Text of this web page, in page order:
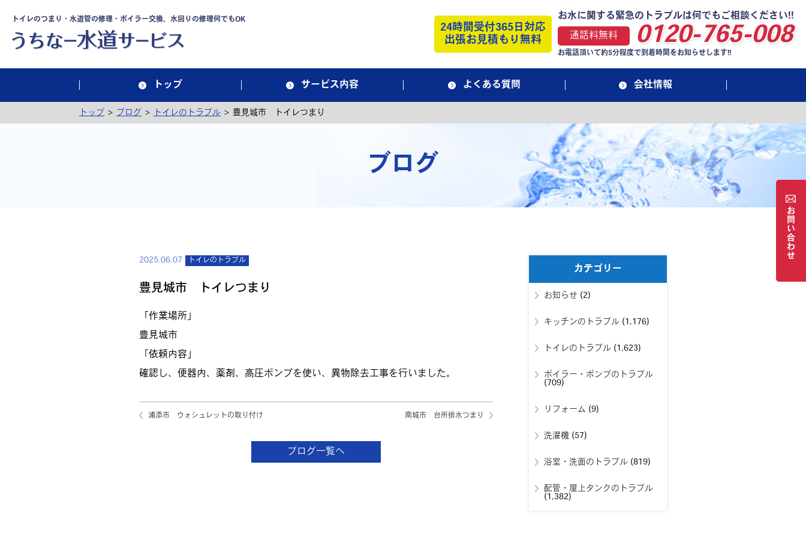
トイレのつまり・水道管の修理・ボイラー交換、水回りの修理何でもOK
24時間受付365日対応
出張お見積もり無料
お水に関する緊急のトラブルは何でもご相談ください!!
通話料無料 0120-765-008
お電話頂いて約5分程度で到着時間をお知らせします!!
トップ サービス内容 よくある質問 会社情報
トップ > ブログ > トイレのトラブル > 豊見城市 トイレつまり
ブログ
2025.06.07 トイレのトラブル
豊見城市 トイレつまり
「作業場所」
豊見城市
「依頼内容」
確認し、便器内、薬剤、高圧ポンプを使い、異物除去工事を行いました。
浦添市 ウォシュレットの取り付け 南城市 台所排水つまり
ブログ一覧へ
カテゴリー
お知らせ (2)
キッチンのトラブル(1,176)
トイレのトラブル(1,623)
ボイラー・ポンプのトラブル
(709)
リフォーム (9)
洗濯機(57)
浴室・洗面のトラブル(819)
配管・屋上タンクのトラブル
(1,382)
お
問
い
合
わ
せ